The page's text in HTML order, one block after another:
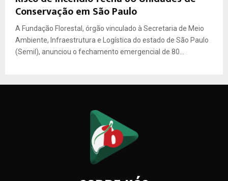
Conservação em São Paulo
A Fundação Florestal, órgão vinculado à Secretaria de Meio
Ambiente, Infraestrutura e Logística do estado de São Paulo
(Semil), anunciou o fechamento emergencial de 80...